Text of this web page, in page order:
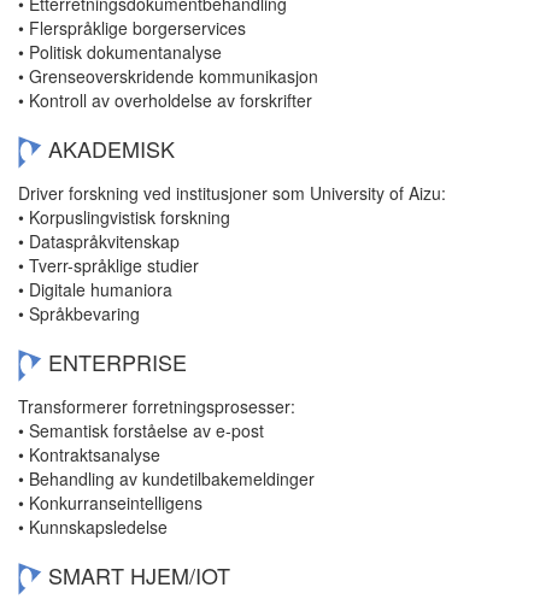
• Flerspråklige borgerservices
• Politisk dokumentanalyse
• Grenseoverskridende kommunikasjon
• Kontroll av overholdelse av forskrifter
AKADEMISK
Driver forskning ved institusjoner som University of Aizu:
• Korpuslingvistisk forskning
• Dataspråkvitenskap
• Tverr-språklige studier
• Digitale humaniora
• Språkbevaring
ENTERPRISE
Transformerer forretningsprosesser:
• Semantisk forståelse av e-post
• Kontraktsanalyse
• Behandling av kundetilbakemeldinger
• Konkurranseintelligens
• Kunnskapsledelse
SMART HJEM/IOT